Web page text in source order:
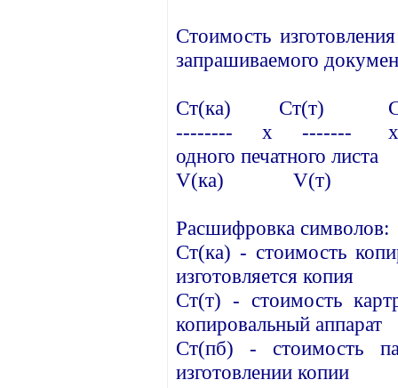
Стоимость
запрашиваемого
Ст(ка) Ст(т)
-------- x ------- x
одного печатного листа
V(ка) V(т)
Расшифровка символов:
Ст(ка) - стоимость
изготовляется копия
Ст(т) - стоимость
копировальный аппарат
Ст(пб) - стоимость
изготовлении копии